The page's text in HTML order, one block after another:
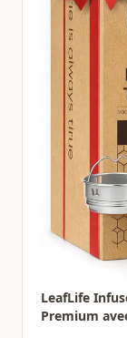
LeafLife
Premium